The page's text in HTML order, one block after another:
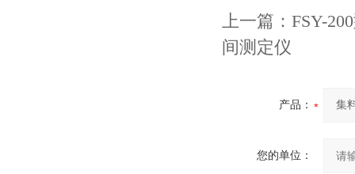
上一篇： FSY-
间测定仪
产品：
您的单位：